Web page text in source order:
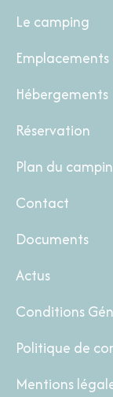
Le camping
Hébergements
Réservation
Plan du
Contact
Documents
Actus
Conditions
Politique de
Mentions